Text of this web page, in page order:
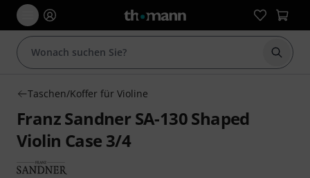
Suche
Taschen/Koffer für Violine
Franz Sandner SA-130 Shaped
Violin Case 3/4